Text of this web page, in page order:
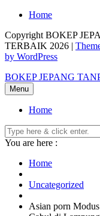
Skip
content
Home
Copyright BOKEP
TERBAIK 2026 |
by WordPress
BOKEP JEPANG
Menu
Home
You are here :
Home
Uncategorized
Asian porn